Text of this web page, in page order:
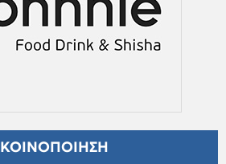
ΚΟΙΝΟΠΟΙΗΣΗ